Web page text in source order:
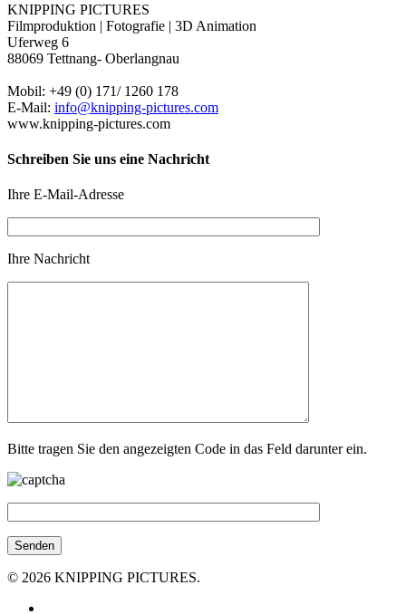
KNIPPING PICTURES
Filmproduktion | Fotografie | 3D Animation
Uferweg 6
88069 Tettnang- Oberlangnau
Mobil: +49 (0) 171/ 1260 178
E-Mail: info@knipping-pictures.com
www.knipping-pictures.com
Schreiben Sie uns eine Nachricht
Ihre E-Mail-Adresse
Ihre Nachricht
Bitte tragen Sie den angezeigten Code in das Feld darunter ein.
© 2026 KNIPPING PICTURES.